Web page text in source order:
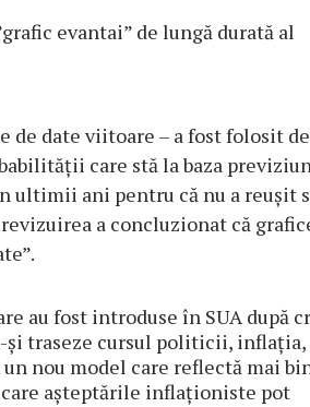
evantai” de lungă durată al
de date viitoare – a fost folosit de
care stă la baza
ultimii ani pentru că nu a reușit
a concluzionat că
au fost introduse în SUA după
şi traseze cursul politicii, inflaţia,
un nou model care reflectă mai
aşteptările inflaţioniste pot